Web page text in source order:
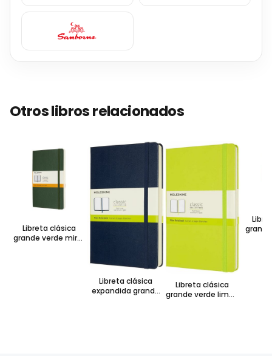
Otros libros relacionados
Libreta clásica
grande verde mirto
Libreta clásica
expandida grande
Libreta clásica
grande verde limón